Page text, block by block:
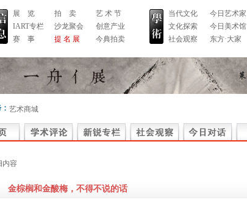
展 览
IART专栏
赛 事
拍 卖
沙龙聚会
提 名 展
艺 术 节
创意产业
今典拍卖
当代文化
文化探索
社会观察
今日艺术家
今日美术馆
东方·大家
艺术商城
内容
金棕榈和金酸梅，不得不说的话